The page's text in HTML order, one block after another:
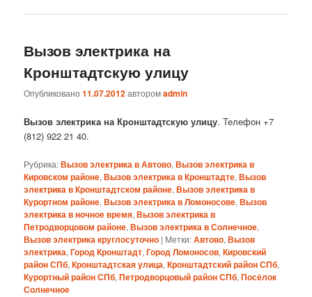
Вызов электрика на
Кронштадтскую улицу
Опубликовано11.07.2012авторомadmin
Вызов электрика на Кронштадтскую улицу. Телефон +7
(812) 922 21 40.
Рубрика:Вызов электрика в Автово,Вызов электрика в
Кировском районе,Вызов электрика в Кронштадте,Вызов
электрика в Кронштадтском районе,Вызов электрика в
Курортном районе,Вызов электрика в Ломоносове,Вызов
электрика в ночное время,Вызов электрика в
Петродворцовом районе,Вызов электрика в Солнечное,
Вызов электрика круглосуточно | Метки:Автово,Вызов
электрика,Город Кронштадт,Город Ломоносов,Кировский
район СПб,Кронштадтская улица,Кронштадтский район СПб,
Курортный район СПб,Петродворцовый район СПб,Посёлок
Солнечное